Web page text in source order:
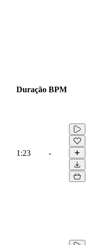
Duração BPM
1:23 -